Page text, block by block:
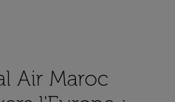
Air Maroc